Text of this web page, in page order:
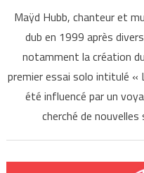
Maÿd Hubb, chanteur et
dub en 1999 après
notamment la création
premier essai solo intitulé «
été influencé par un
cherché de